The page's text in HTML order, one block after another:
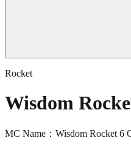
Rocket
Wisdom
MC Name：Wisdom Rocket 6